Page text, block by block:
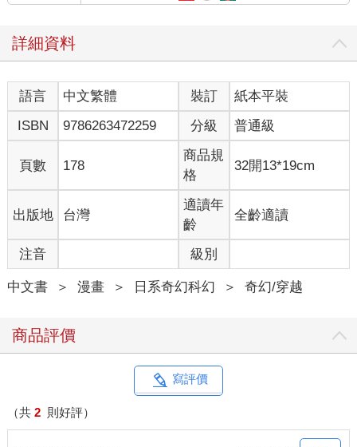
詳細資料
語言 中文繁體 裝訂
紙本平裝
ISBN
9786263472259 分級 普通級
頁數 178
商品規
格
32開13*19cm
出版地 台灣
適讀年
齡
全齡適讀
注音 級別
中文書 ＞ 漫畫 ＞ 日系奇幻科幻 ＞ 奇幻/穿越
商品評價
寫評價
（共 2 則好評）